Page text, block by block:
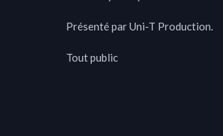
Présenté par Uni-T Production.
Tout public